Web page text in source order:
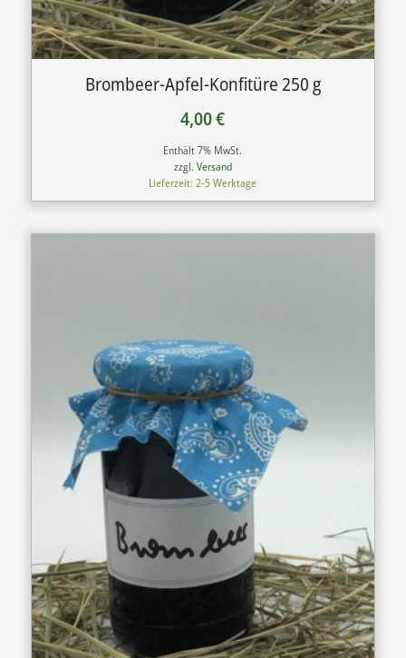
Brombeer-Apfel-Konfitüre 250 g
4,00€
Enthält 7% MwSt.
zzgl. Versand
Lieferzeit: 2-5 Werktage